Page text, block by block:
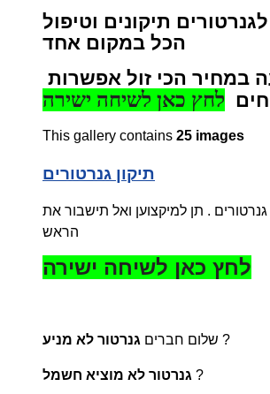
תיקונים וטיפול
הכל במקום אחד
במחיר הכי זול אפשרות
לחץ כאן לשיחה ישירה
This gallery contains 25 images
תיקון גנרטורים
גנרטורים . תן למיקצוען ואל תישבור את
לחץ כאן לשיחה ישירה
שלום חברים גנרטור לא מניע ?
גנרטור לא מוציא חשמל ?